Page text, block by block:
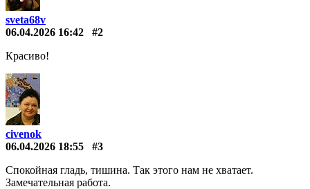
sveta68v
06.04.2026 16:42
#2
Красиво!
civenok
06.04.2026 18:55
#3
Спокойная гладь, тишина. Так этого нам не хватает.
Замечательная работа.